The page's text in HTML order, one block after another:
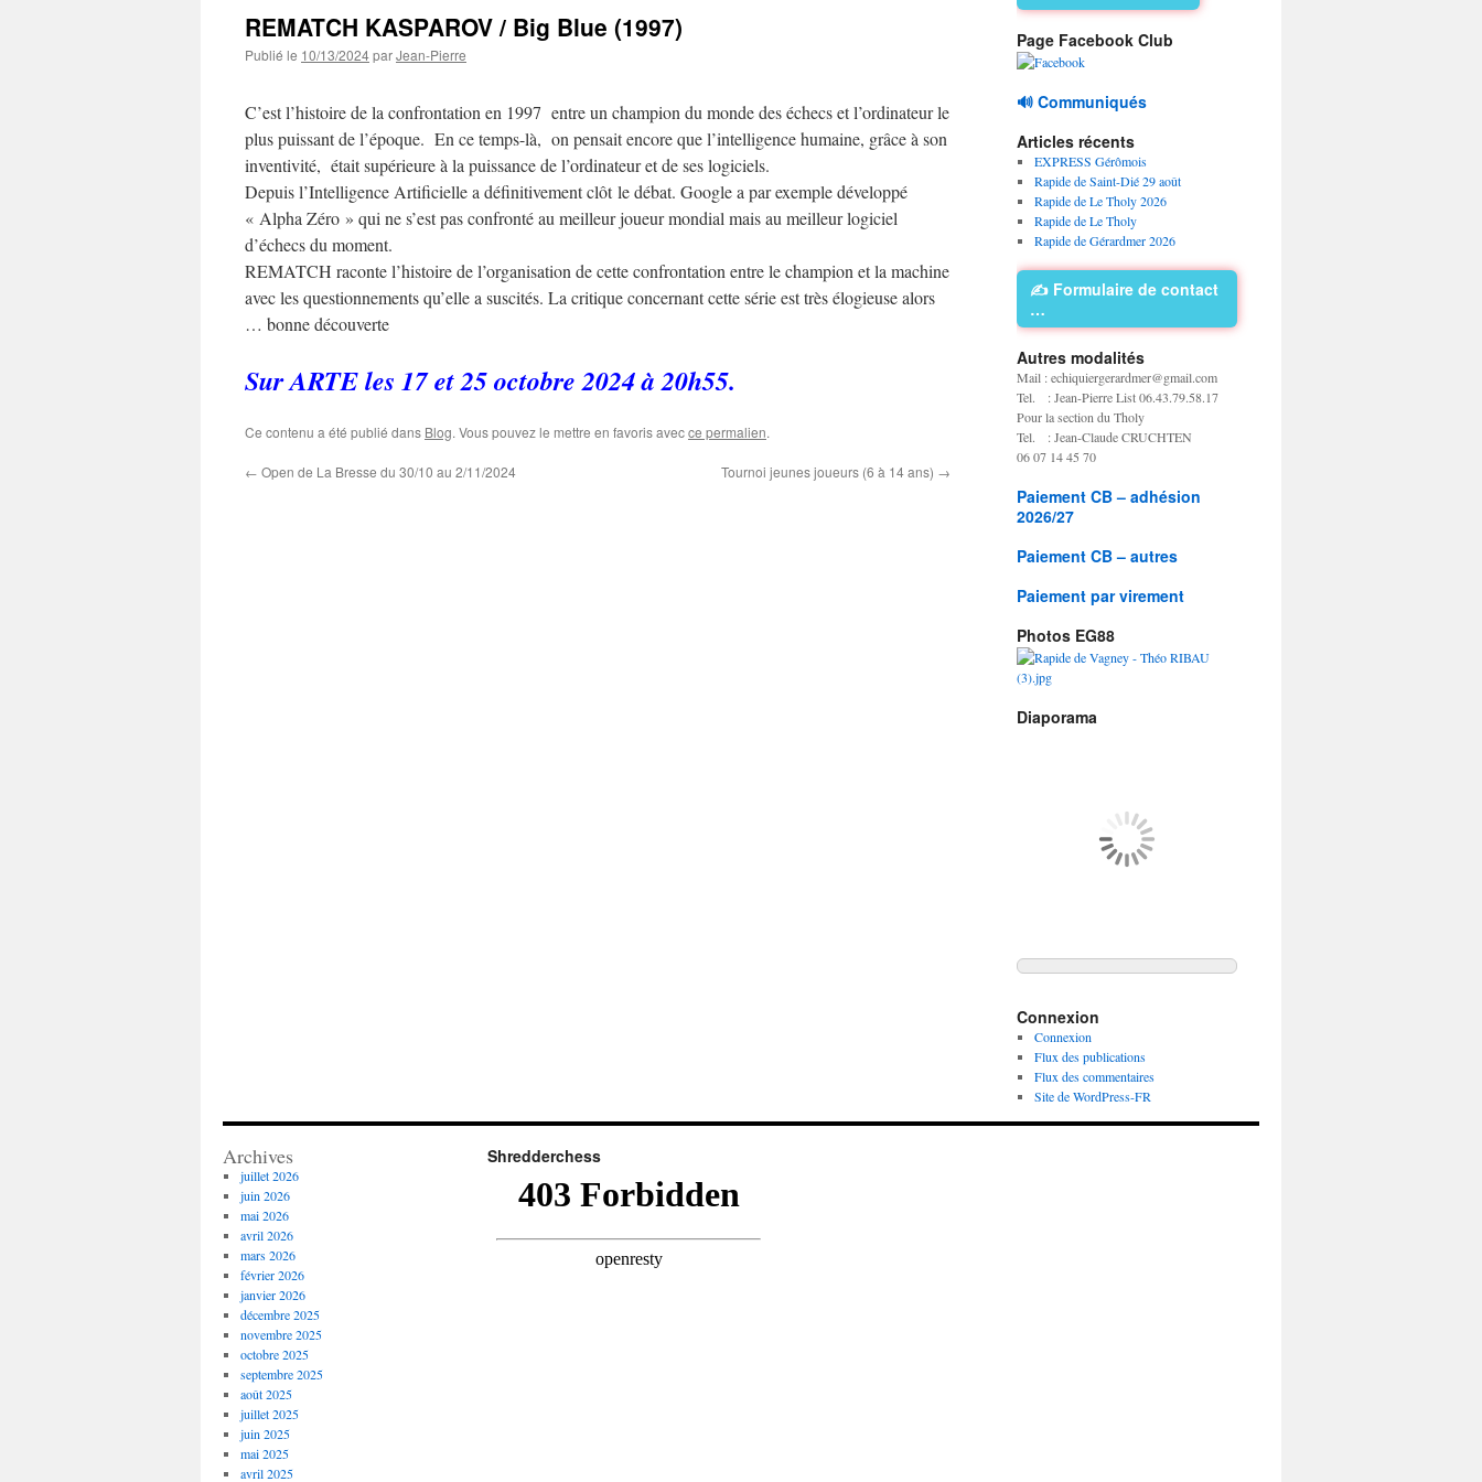
REMATCH KASPAROV / Big Blue (1997)
Publié le 10/13/2024parJean-Pierre
C’est l’histoire de la confrontation en 1997 entre un champion du monde des échecs et l’ordinateur le
plus puissant de l’époque. En ce temps-là, on pensait encore que l’intelligence humaine, grâce à son
inventivité, était supérieure à la puissance de l’ordinateur et de ses logiciels.
Depuis l’Intelligence Artificielle a définitivement clôt le débat. Google a par exemple développé
« Alpha Zéro » qui ne s’est pas confronté au meilleur joueur mondial mais au meilleur logiciel
d’échecs du moment.
REMATCH raconte l’histoire de l’organisation de cette confrontation entre le champion et la machine
avec les questionnements qu’elle a suscités. La critique concernant cette série est très élogieuse alors
… bonne découverte
Sur ARTE les 17 et 25 octobre 2024 à 20h55.
Ce contenu a été publié dans Blog. Vous pouvez le mettre en favoris avecce permalien.
← Open de La Bresse du 30/10 au 2/11/2024 Tournoi jeunes joueurs (6 à 14 ans) →
Page Facebook Club
🔊 Communiqués
Articles récents
EXPRESS Gérômois
Rapide de Saint-Dié 29 août
Rapide de Le Tholy 2026
Rapide de Le Tholy
Rapide de Gérardmer 2026
✍️ Formulaire de contact
…
Autres modalités
Mail : echiquiergerardmer@gmail.com
Tel. : Jean-Pierre List 06.43.79.58.17
Pour la section du Tholy
Tel. : Jean-Claude CRUCHTEN
06 07 14 45 70
Paiement CB – adhésion
2026/27
Paiement CB – autres
Paiement par virement
Photos EG88
Diaporama
Connexion
Connexion
Flux des publications
Flux des commentaires
Site de WordPress-FR
Archives
juillet 2026
juin 2026
mai 2026
avril 2026
mars 2026
février 2026
janvier 2026
décembre 2025
novembre 2025
octobre 2025
septembre 2025
août 2025
juillet 2025
juin 2025
mai 2025
avril 2025
Shredderchess